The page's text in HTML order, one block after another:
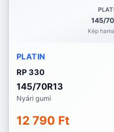
145/
Kép
PLATIN
RP 330
145/70R13
Nyári gumi
12 790 Ft